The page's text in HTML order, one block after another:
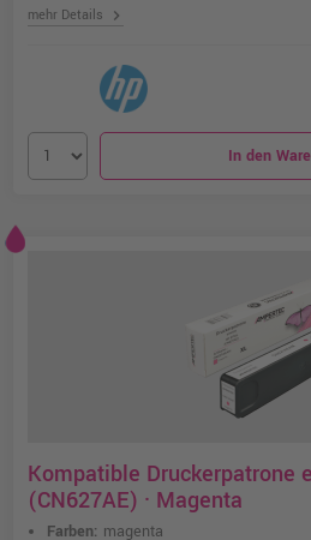
mehr Details chevron_right
In den
Kompatible Druckerpatrone
(CN627AE) · Magenta
Farben: magenta